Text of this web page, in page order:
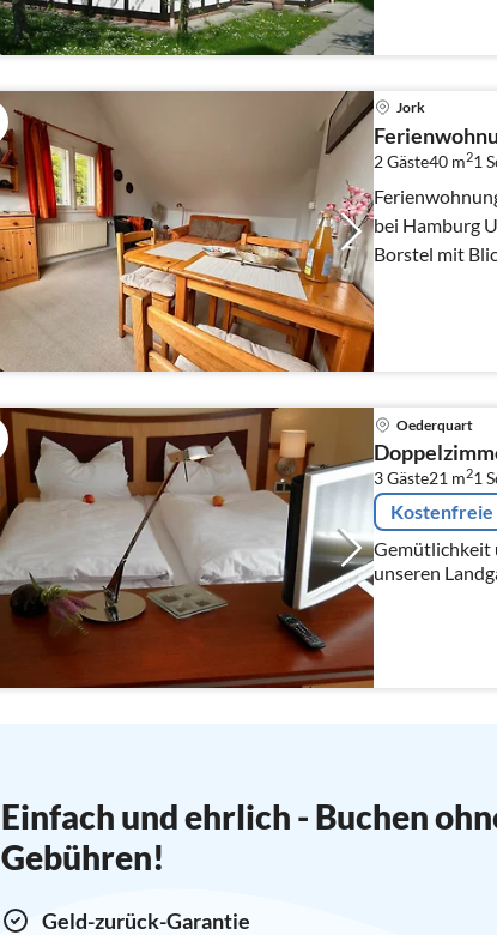
Hollern-
Jork
2 Gäste40 m21
bei Hamburg Unsere zwei Ferienwohnungen in Jork-
Borstel mit
Oederquart
3 Gäste21 m21
Gemütlichkeit
unseren
befindet sich
wieder
Einfach und ehrlich - Buchen
Gebühren!
Geld-zurück-Garantie